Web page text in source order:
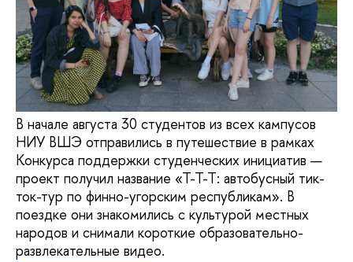
В начале августа 30 студентов из всех кампусов
НИУ ВШЭ отправились в путешествие в рамках
Конкурса поддержки студенческих инициатив —
проект получил название «Т-Т-Т: автобусный тик-
ток-тур по финно-угорским республикам». В
поездке они знакомились с культурой местных
народов и снимали короткие образовательно-
развлекательные видео.